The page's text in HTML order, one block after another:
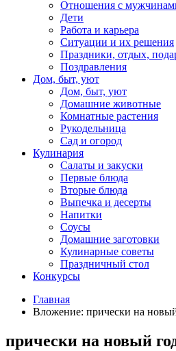
Отношения с
Дети
Работа и карьера
Ситуации и их решения
Праздники, отдых,
Поздравления
Дом, быт, уют
Дом, быт, уют
Домашние животные
Комнатные растения
Рукодельница
Сад и огород
Кулинария
Салаты и закуски
Первые блюда
Вторые блюда
Выпечка и десерты
Напитки
Соусы
Домашние заготовки
Кулинарные советы
Праздничный стол
Конкурсы
Главная
Вложение: прически на
прически на новый